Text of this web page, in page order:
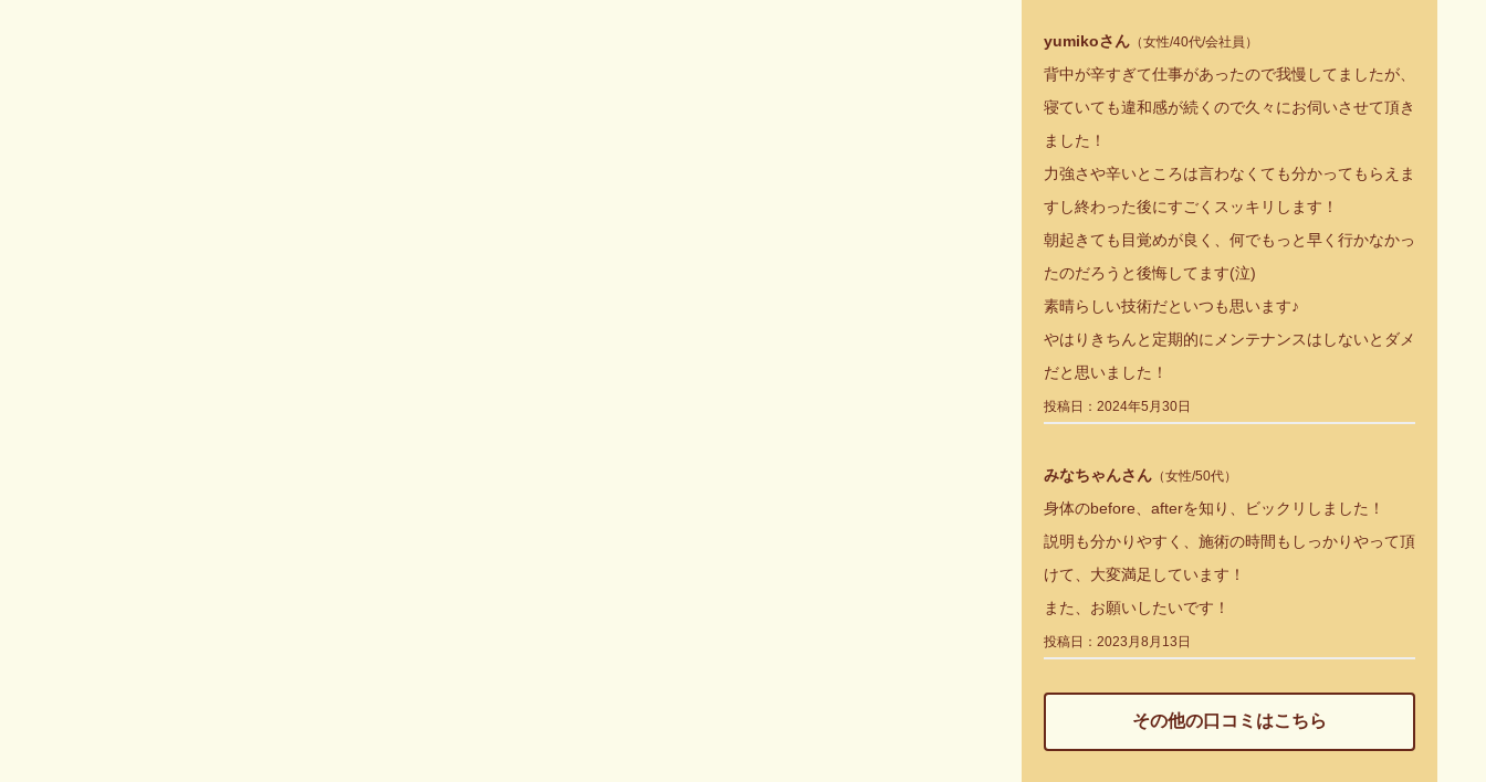
yumikoさん （女性/40代/会社員）
背中が辛すぎて仕事があったので我慢してましたが、
寝ていても違和感が続くので久々にお伺いさせて頂き
ました！
力強さや辛いところは言わなくても分かってもらえま
すし終わった後にすごくスッキリします！
朝起きても目覚めが良く、何でもっと早く行かなかっ
たのだろうと後悔してます(泣)
素晴らしい技術だといつも思います♪
やはりきちんと定期的にメンテナンスはしないとダメ
だと思いました！
投稿日：2024年5月30日
みなちゃんさん （女性/50代）
身体のbefore、afterを知り、ビックリしました！
説明も分かりやすく、施術の時間もしっかりやって頂
けて、大変満足しています！
また、お願いしたいです！
投稿日：2023月8月13日
その他の口コミはこちら